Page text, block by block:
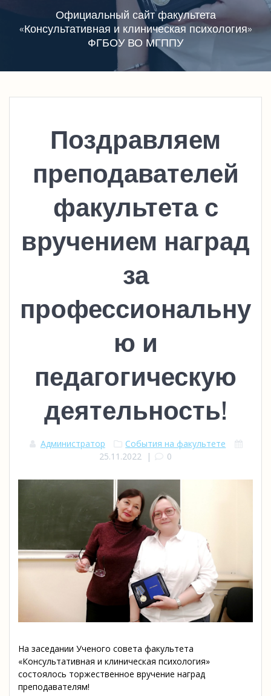
Официальный сайт факультета
«Консультативная и клиническая психология»
ФГБОУ ВО МГППУ
Поздравляем
преподавателей
факультета с
вручением наград
за
профессиональну
ю и
педагогическую
деятельность!
Администратор
События на факультете
25.11.2022 | 0
На заседании Ученого совета факультета
«Консультативная и клиническая психология»
состоялось торжественное вручение наград
преподавателям!